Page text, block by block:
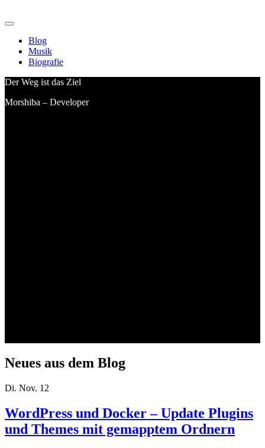
to
Blog
Musik
Biografie
Der Weg ist das Ziel
Morshiba – Developer
Neues aus dem Blog
Di. Nov. 12
WordPress und Docker – Update Plugins
und Themes mit gemapptem Ordnern